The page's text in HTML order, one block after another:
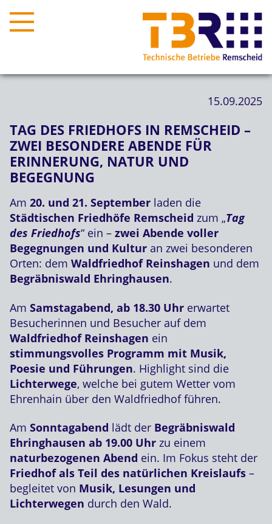
15.09.2025
TAG DES FRIEDHOFS IN REMSCHEID –
ZWEI BESONDERE ABENDE FÜR
ERINNERUNG, NATUR UND
BEGEGNUNG
Am 20. und 21. September laden die
Städtischen Friedhöfe Remscheid zum „Tag
des Friedhofs“ ein – zwei Abende voller
Begegnungen und Kultur an zwei besonderen
Orten: dem Waldfriedhof Reinshagen und dem
Begräbniswald Ehringhausen.
Am Samstagabend, ab 18.30 Uhr erwartet
Besucherinnen und Besucher auf dem
Waldfriedhof Reinshagen ein
stimmungsvolles Programm mit Musik,
Poesie und Führungen. Highlight sind die
Lichterwege, welche bei gutem Wetter vom
Ehrenhain über den Waldfriedhof führen.
Am Sonntagabend lädt der Begräbniswald
Ehringhausen ab 19.00 Uhr zu einem
naturbezogenen Abend ein. Im Fokus steht der
Friedhof als Teil des natürlichen Kreislaufs –
begleitet von Musik, Lesungen und
Lichterwegen durch den Wald.